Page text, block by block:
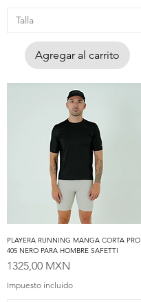
Agregar al carrito
PLAYERA RUNNING MANGA CORTA PRO
405 NERO PARA HOMBRE SAFETTI
Precio
1325,00 MXN
Impuesto incluido